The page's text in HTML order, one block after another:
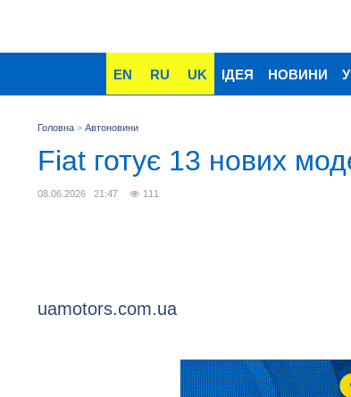
EN RU UK ІДЕЯ НОВИНИ
Головна > Автоновини
Fiat готує 13 нових
08.06.2026 21:47 111
uamotors.com.ua